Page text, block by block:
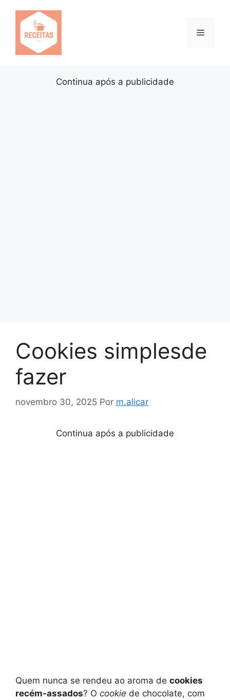
conteúdo
Menu
Continua após a publicidade
Cookies simplesde
fazer
novembro 30, 2025 Por m.alicar
Continua após a publicidade
Quem nunca se rendeu ao aroma de cookies
recém-assados? O cookie de chocolate, com